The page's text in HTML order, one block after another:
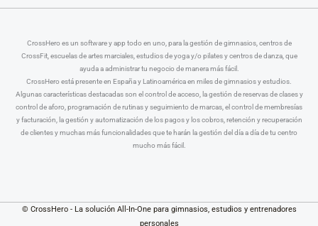
CrossHero es un software y app todo en uno, para la gestión de gimnasios, centros de
CrossFit, escuelas de artes marciales, estudios de yoga y/o pilates y centros de danza, que
ayuda a administrar tu negocio de manera más fácil.
CrossHero está presente en España y Latinoamérica en miles de gimnasios y estudios.
Algunas características destacadas son el control de acceso, la gestión de reservas de clases y
control de aforo, programación de rutinas y seguimiento de marcas, el control de membresías
y facturación, la gestión y automatización de los pagos y los cobros, retención y recuperación
de clientes y muchas más funcionalidades que te harán la gestión del día a día de tu centro
mucho más fácil.
© CrossHero - La solución All-In-One para gimnasios, estudios y entrenadores
personales